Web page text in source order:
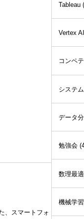
、スマートフォ
Tableau(
Vertex AI
コンペ
システ
データ
勉強会(
数理最
機械学習